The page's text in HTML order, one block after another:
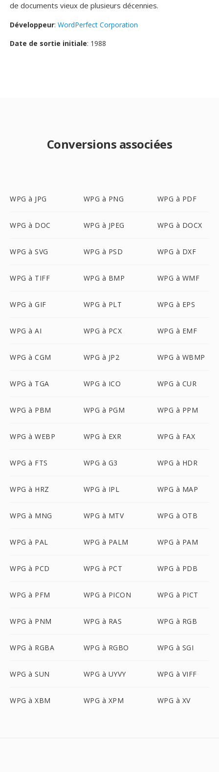
de documents vieux de plusieurs décennies.
Développeur: WordPerfect Corporation
Date de sortie initiale: 1988
Conversions associées
WPG à JPG WPG à PNG WPG à PDF
WPG à DOC WPG à JPEG WPG à DOCX
WPG à SVG WPG à PSD WPG à DXF
WPG à TIFF WPG à BMP WPG à WMF
WPG à GIF WPG à PLT WPG à EPS
WPG à AI WPG à PCX WPG à EMF
WPG à CGM WPG à JP2 WPG à WBMP
WPG à TGA WPG à ICO WPG à CUR
WPG à PBM WPG à PGM WPG à PPM
WPG à WEBP WPG à EXR WPG à FAX
WPG à FTS WPG à G3 WPG à HDR
WPG à HRZ WPG à IPL WPG à MAP
WPG à MNG WPG à MTV WPG à OTB
WPG à PAL WPG à PALM WPG à PAM
WPG à PCD WPG à PCT WPG à PDB
WPG à PFM WPG à PICON WPG à PICT
WPG à PNM WPG à RAS WPG à RGB
WPG à RGBA WPG à RGBO WPG à SGI
WPG à SUN WPG à UYVY WPG à VIFF
WPG à XBM WPG à XPM WPG à XV